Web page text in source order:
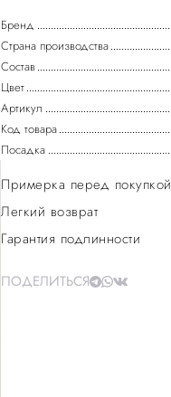
Бренд
Страна производства
Состав
Цвет
Артикул
Код товара
Посадка
Примерка перед покупкой
Легкий возврат
Гарантия подлинности
ПОДЕЛИТЬСЯ